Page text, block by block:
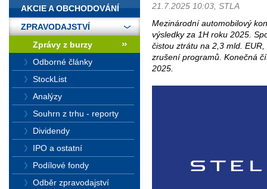
21.7.2025 10:03, STLA
Mezinárodní automobilový
výsledky za 1H roku 2025.
čistou ztrátu na 2,3 mld.
zrušení programů. Konečná
2025.
AKCIE A OBCHODOVÁNÍ
ZPRAVODAJSTVÍ
Zprávy z burzy
Odborné články
StockList
Analýzy
Souhrn z trhu - reporty
Dividendy
IPO a ostatní
Podílové fondy
Odběr zpravodajství